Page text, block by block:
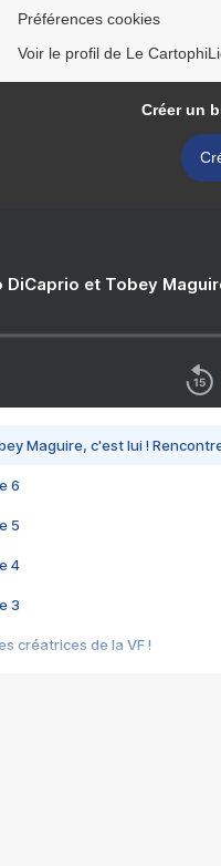
Préférences cookies
Voir le profil de Le
Créer un
DiCaprio et Tobey
Maguire, c'est lui !
6
5
4
3
créatrices de la VF !